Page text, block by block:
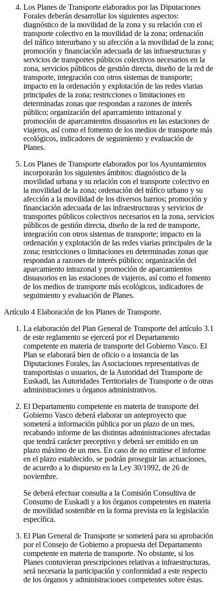
Los Planes de Transporte elaborados por las Diputaciones
Forales deberán desarrollar los siguientes aspectos:
diagnóstico de la movilidad de la zona y su relación con el
transporte colectivo en la movilidad de la zona; ordenación
del tráfico interurbano y su afección a la movilidad de la zona;
promoción y financiación adecuada de las infraestructuras y
servicios de transportes públicos colectivos necesarios en la
zona, servicios públicos de gestión directa, diseño de la red de
transporte, integración con otros sistemas de transporte;
impacto en la ordenación y explotación de las redes viarias
principales de la zona; restricciones o limitaciones en
determinadas zonas que respondan a razones de interés
público; organización del aparcamiento intrazonal y
promoción de aparcamientos disuasorios en las estaciones de
viajeros, así como el fomento de los medios de transporte más
ecológicos, indicadores de seguimiento y evaluación de
Planes.
Los Planes de Transporte elaborados por los Ayuntamientos
incorporarán los siguientes ámbitos: diagnóstico de la
movilidad urbana y su relación con el transporte colectivo en
la movilidad de la zona; ordenación del tráfico urbano y su
afección a la movilidad de los diversos barrios; promoción y
financiación adecuada de las infraestructuras y servicios de
transportes públicos colectivos necesarios en la zona, servicios
públicos de gestión directa, diseño de la red de transporte,
integración con otros sistemas de transporte; impacto en la
ordenación y explotación de las redes viarias principales de la
zona; restricciones o limitaciones en determinadas zonas que
respondan a razones de interés público; organización del
aparcamiento intrazonal y promoción de aparcamientos
disuasorios en las estaciones de viajeros, así como el fomento
de los medios de transporte más ecológicos, indicadores de
seguimiento y evaluación de Planes.
Artículo 4 Elaboración de los Planes de Transporte.
La elaboración del Plan General de Transporte del artículo 3.1
de este reglamento se ejercerá por el Departamento
competente en materia de transporte del Gobierno Vasco. El
Plan se elaborará bien de oficio o a instancia de las
Diputaciones Forales, las Asociaciones representativas de
transportistas o usuarios, de la Autoridad del Transporte de
Euskadi, las Autoridades Territoriales de Transporte o de otras
administraciones u órganos administrativos.
El Departamento competente en materia de transporte del
Gobierno Vasco deberá elaborar un anteproyecto que
someterá a información pública por un plazo de un mes,
recabando informe de las distintas administraciones afectadas
que tendrá carácter preceptivo y deberá ser emitido en un
plazo máximo de un mes. En caso de no emitirse el informe
en el plazo establecido, se podrán proseguir las actuaciones,
de acuerdo a lo dispuesto en la Ley 30/1992, de 26 de
noviembre.
Se deberá efectuar consulta a la Comisión Consultiva de
Consumo de Euskadi y a los órganos competentes en materia
de movilidad sostenible en la forma prevista en la legislación
específica.
El Plan General de Transporte se someterá para su aprobación
por el Consejo de Gobierno a propuesta del Departamento
competente en materia de transporte. No obstante, si los
Planes contuvieran prescripciones relativas a infraestructuras,
será necesaria la participación y conformidad a este respecto
de los órganos y administraciones competentes sobre éstas.